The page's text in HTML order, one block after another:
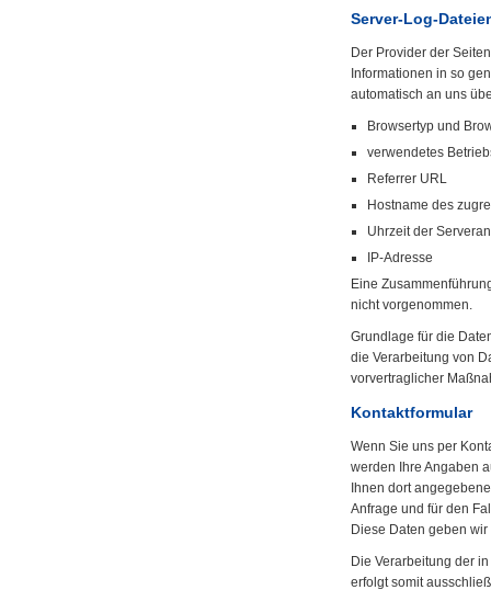
Server-Log-
Der Provider der
Informationen in so
automatisch an uns
Browsertyp und
verwendetes
Referrer URL
Hostname des
Uhrzeit der
IP-Adresse
Eine
nicht vorgenommen.
Grundlage für die
die Verarbeitung von
vorvertraglicher
Kontaktformular
Wenn Sie uns per
werden Ihre Angaben
Ihnen dort
Anfrage und für den
Diese Daten geben
Die Verarbeitung der
erfolgt somit